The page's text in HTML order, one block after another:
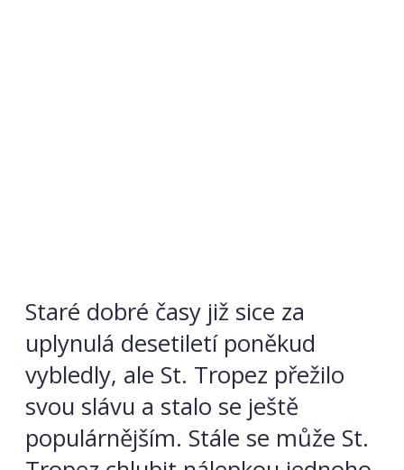
Staré dobré časy již sice za
uplynulá desetiletí poněkud
vybledly, ale St. Tropez přežilo
svou slávu a stalo se ještě
populárnějším. Stále se může St.